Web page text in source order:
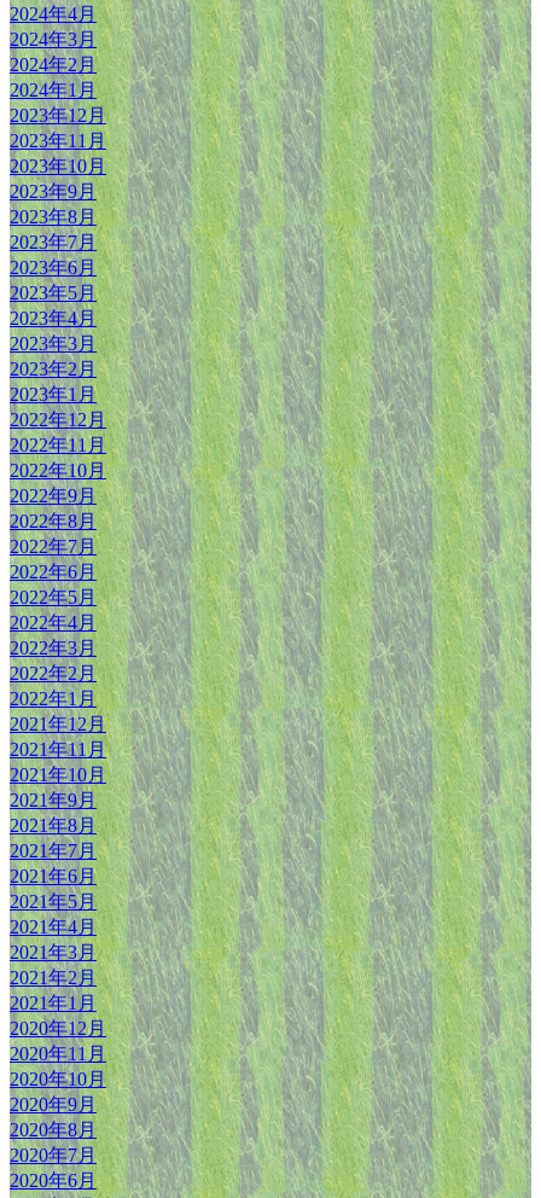
2024年4月
2024年3月
2024年2月
2024年1月
2023年12月
2023年11月
2023年10月
2023年9月
2023年8月
2023年7月
2023年6月
2023年5月
2023年4月
2023年3月
2023年2月
2023年1月
2022年12月
2022年11月
2022年10月
2022年9月
2022年8月
2022年7月
2022年6月
2022年5月
2022年4月
2022年3月
2022年2月
2022年1月
2021年12月
2021年11月
2021年10月
2021年9月
2021年8月
2021年7月
2021年6月
2021年5月
2021年4月
2021年3月
2021年2月
2021年1月
2020年12月
2020年11月
2020年10月
2020年9月
2020年8月
2020年7月
2020年6月